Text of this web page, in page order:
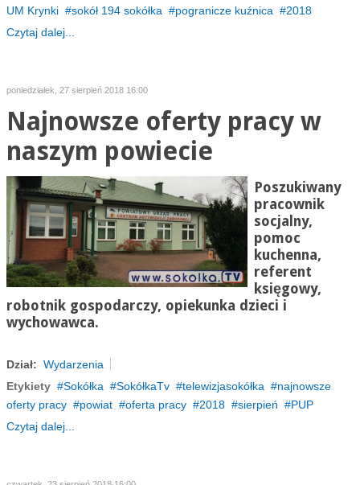
UM Krynki sokół 194 sokółka pogranicze kuźnica
2018
Czytaj dalej...
poniedziałek, 27 sierpień 2018 16:00
Najnowsze oferty pracy w
naszym powiecie
Poszukiwany
pracownik
socjalny,
pomoc
kuchenna,
referent
księgowy,
robotnik gospodarczy, opiekunka dzieci i
wychowawca.
Dział: Wydarzenia
Etykiety
Sokółka SokółkaTv telewizjasokółka
najnowsze
oferty pracy
powiat oferta pracy 2018 sierpień
PUP
Czytaj dalej...